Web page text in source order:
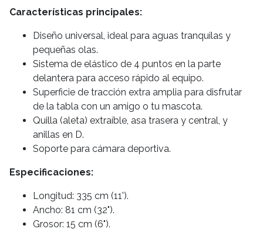
Características principales:
Diseño universal, ideal para aguas tranquilas y
pequeñas olas.
Sistema de elástico de 4 puntos en la parte
delantera para acceso rápido al equipo.
Superficie de tracción extra amplia para disfrutar
de la tabla con un amigo o tu mascota.
Quilla (aleta) extraíble, asa trasera y central, y
anillas en D.
Soporte para cámara deportiva.
Especificaciones:
Longitud: 335 cm (11').
Ancho: 81 cm (32").
Grosor: 15 cm (6").